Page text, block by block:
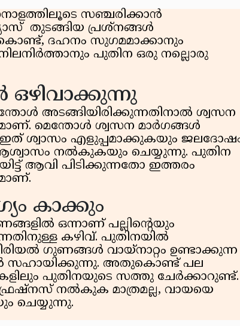
സഞ്ചരിക്കാൻ
തുടങ്ങിയ പ്രശ്‌നങ്ങൾ
ദഹനം സുഗമമാക്കാനും
പുതിന ഒരു നല്ലൊരു
ഒഴിവാക്കുന്നു
അടങ്ങിയിരിക്കുന്നതിനാൽ ശ്വസന
മെന്തോൾ ശ്വസന മാർഗങ്ങൾ
ശ്വാസം എളുപ്പമാക്കുകയും
നൽകുകയും ചെയ്യുന്നു. പുതിന
ആവി പിടിക്കുന്നതോ ഇത്തരം
കാക്കും
ഒന്നാണ് പല്ലിന്റെയും
കഴിവ്. പുതിനയിൽ
ഗുണങ്ങൾ വായ്‌നാറ്റം ഉണ്ടാക്കുന്ന
സഹായിക്കുന്നു. അതുകൊണ്ട് പല
പുതിനയുടെ സത്തു ചേർക്കാറുണ്ട്.
നൽകുക മാത്രമല്ല, വായയെ
ചെയ്യുന്നു.